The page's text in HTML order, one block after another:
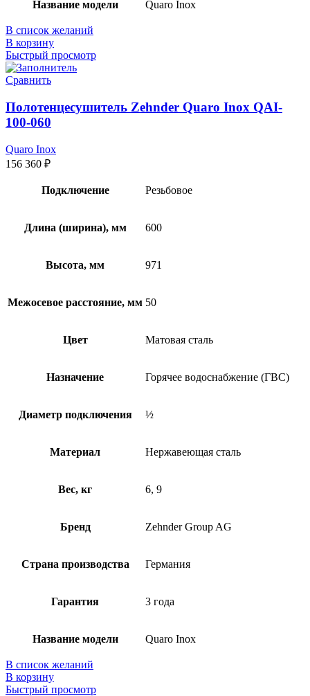
Название модели Quaro Inox
В список желаний
В корзину
Быстрый просмотр
Сравнить
Полотенцесушитель Zehnder Quaro Inox QAI-
100-060
Quaro Inox
156 360 ₽
Подключение Резьбовое
Длина (ширина), мм 600
Высота, мм 971
Межосевое расстояние, мм 50
Цвет Матовая сталь
Назначение Горячее водоснабжение (ГВС)
Диаметр подключения ½
Материал Нержавеющая сталь
Вес, кг 6, 9
Бренд Zehnder Group AG
Страна производства Германия
Гарантия 3 года
Название модели Quaro Inox
В список желаний
В корзину
Быстрый просмотр